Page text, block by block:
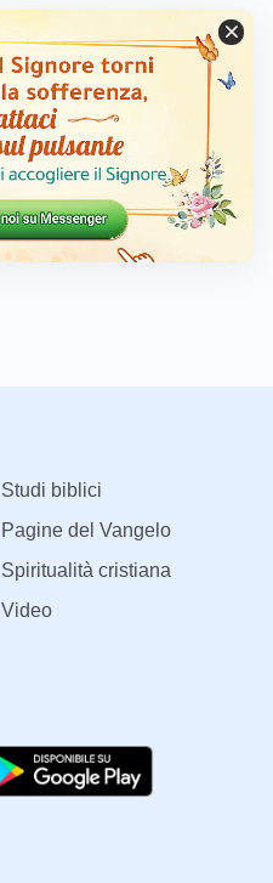
Studi biblici
Pagine del Vangelo
Spiritualità cristiana
Video